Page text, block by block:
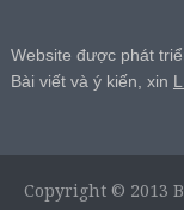
Website được phát
Bài viết và ý kiến, xin
Copyright © 2013